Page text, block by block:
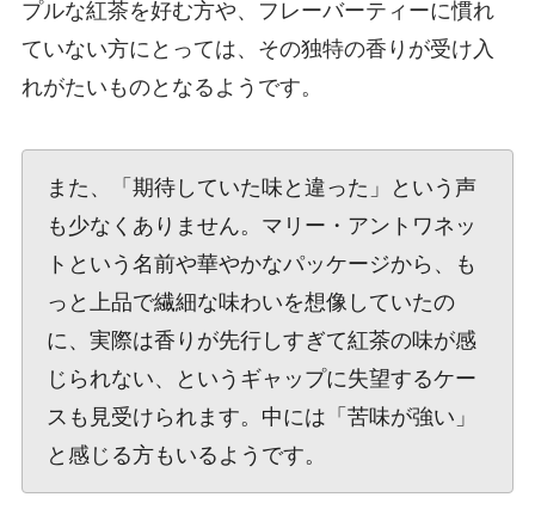
プルな紅茶を好む方や、フレーバーティーに慣れ
ていない方にとっては、その独特の香りが受け入
れがたいものとなるようです。
また、「期待していた味と違った」という声
も少なくありません。マリー・アントワネッ
トという名前や華やかなパッケージから、も
っと上品で繊細な味わいを想像していたの
に、実際は香りが先行しすぎて紅茶の味が感
じられない、というギャップに失望するケー
スも見受けられます。中には「苦味が強い」
と感じる方もいるようです。